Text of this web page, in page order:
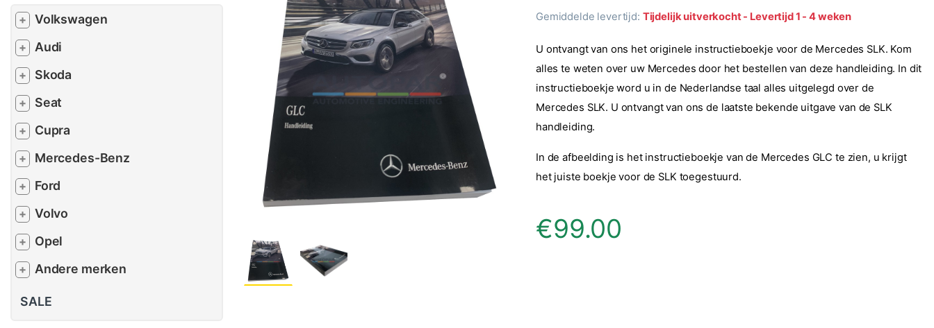
Gemiddelde levertijd: Tijdelijk uitverkocht - Levertijd 1 - 4 weken
U ontvangt van ons het originele instructieboekje voor de Mercedes SLK. Kom
alles te weten over uw Mercedes door het bestellen van deze handleiding. In dit
instructieboekje word u in de Nederlandse taal alles uitgelegd over de
Mercedes SLK. U ontvangt van ons de laatste bekende uitgave van de SLK
handleiding.
In de afbeelding is het instructieboekje van de Mercedes GLC te zien, u krijgt
het juiste boekje voor de SLK toegestuurd.
€99.00
+ Volkswagen
+ Audi
+ Skoda
+ Seat
+ Cupra
+ Mercedes-Benz
+ Ford
+ Volvo
+ Opel
+ Andere merken
SALE